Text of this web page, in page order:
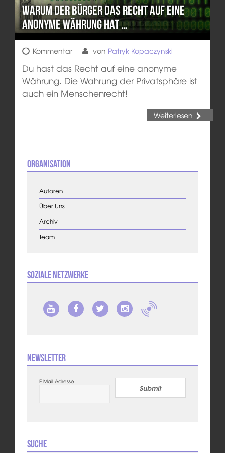
Warum der Bürger das Recht auf eine
anonyme Währung hat …
Kommentar von Patryk Kopaczynski
Du hast das Recht auf eine anonyme
Währung. Die Wahrung der Privatsphäre ist
auch ein Menschenrecht!
Weiterlesen
Organisation
Autoren
Über Uns
Archiv
Team
Soziale Netzwerke
Newsletter
E-Mail Adresse
Submit
Suche